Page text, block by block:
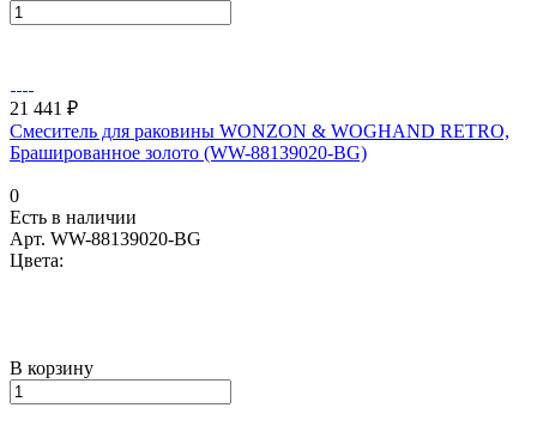
21 441 ₽
Смеситель для раковины WONZON & WOGHAND RETRO,
Брашированное золото (WW-88139020-BG)
0
Есть в наличии
Арт. WW-88139020-BG
Цвета:
В корзину